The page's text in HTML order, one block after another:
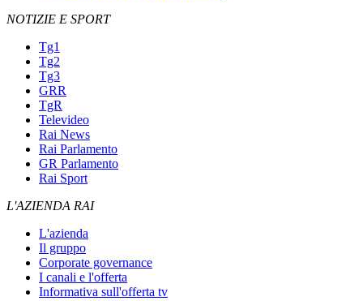
NOTIZIE E SPORT
Tg1
Tg2
Tg3
GRR
TgR
Televideo
Rai News
Rai Parlamento
GR Parlamento
Rai Sport
L'AZIENDA RAI
L'azienda
Il gruppo
Corporate governance
I canali e l'offerta
Informativa sull'offerta tv